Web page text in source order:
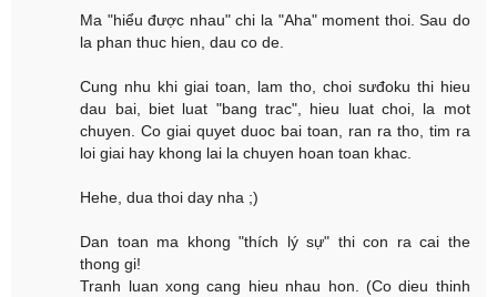
Ma "hiểu được nhau" chi la "Aha" moment thoi. Sau do
la phan thuc hien, dau co de.
Cung nhu khi giai toan, lam tho, choi sưđoku thi hieu
dau bai, biet luat "bang trac", hieu luat choi, la mot
chuyen. Co giai quyet duoc bai toan, ran ra tho, tim ra
loi giai hay khong lai la chuyen hoan toan khac.
Hehe, dua thoi day nha ;)
Dan toan ma khong "thích lý sự" thi con ra cai the
thong gi!
Tranh luan xong cang hieu nhau hon. (Co dieu thinh